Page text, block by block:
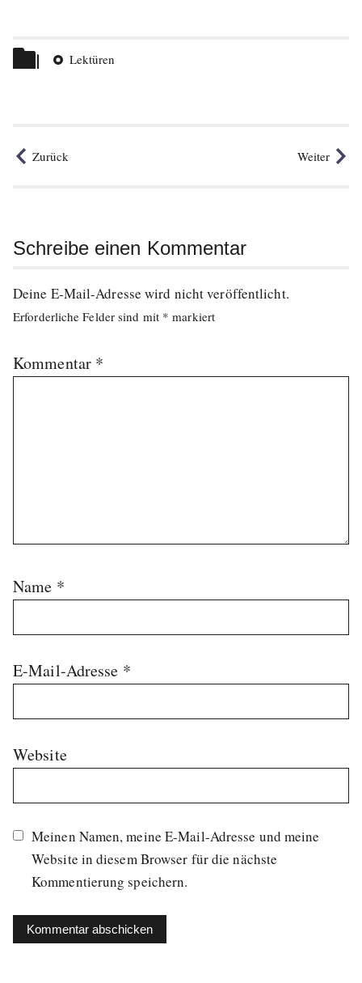
Themen
Lektüren
Zurück Weiter
Schreibe einen Kommentar
Deine E-Mail-Adresse wird nicht veröffentlicht.
Erforderliche Felder sind mit * markiert
Kommentar *
Name *
E-Mail-Adresse *
Website
Meinen Namen, meine E-Mail-Adresse und meine
Website in diesem Browser für die nächste
Kommentierung speichern.